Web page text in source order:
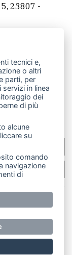
23807 -
RSS
riservati.
anche
la
RI Lecco
10.329,14 €
tecnici e,
o altri
parti, per
in linea
dei
di più
alcune
su
comando
navigazione
di